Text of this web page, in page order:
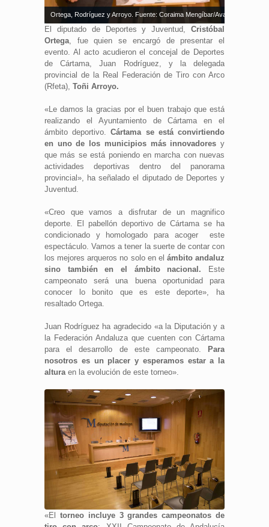
Ortega, Rodríguez y Arroyo. Fuente: Coraima Mengíbar/Avance Deportivo
El diputado de Deportes y Juventud, Cristóbal
Ortega , fue quien se encargó de presentar el
evento. Al acto acudieron el concejal de Deportes
de Cártama, Juan Rodríguez, y la delegada
provincial de la Real Federación de Tiro con Arco
(Rfeta), Toñi Arroyo.
«Le damos la gracias por el buen trabajo que está
realizando el Ayuntamiento de Cártama en el
ámbito deportivo.Cártama se está convirtiendo
en uno de los municipios más innovadores y
que más se está poniendo en marcha con nuevas
actividades deportivas dentro del panorama
provincial», ha señalado el diputado de Deportes y
Juventud.
«Creo que vamos a disfrutar de un magnifico
deporte. El pabellón deportivo de Cártama se ha
condicionado y homologado para acoger este
espectáculo. Vamos a tener la suerte de contar con
los mejores arqueros no solo en el ámbito andaluz
sino también en el ámbito nacional. Este
campeonato será una buena oportunidad para
conocer lo bonito que es este deporte», ha
resaltado Ortega.
Juan Rodríguez ha agradecido «a la Diputación y a
la Federación Andaluza que cuenten con Cártama
para el desarrollo de este campeonato. Para
nosotros es un placer y esperamos estar a la
altura en la evolución de este torneo».
«El
torneo incluye 3 grandes campeonatos de